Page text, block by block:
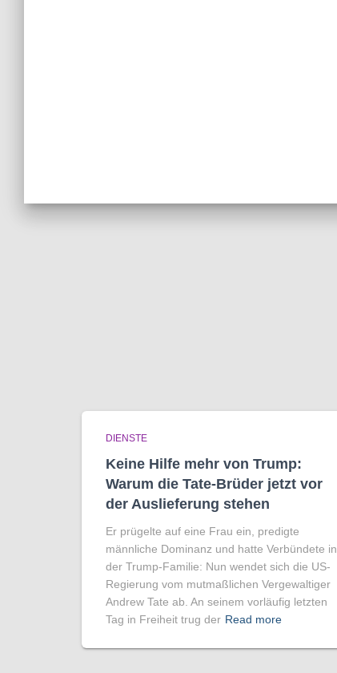
DIENSTE
Keine Hilfe mehr von Trump:
Warum die Tate-Brüder jetzt vor
der Auslieferung stehen
Er prügelte auf eine Frau ein, predigte
männliche Dominanz und hatte Verbündete in
der Trump-Familie: Nun wendet sich die US-
Regierung vom mutmaßlichen Vergewaltiger
Andrew Tate ab. An seinem vorläufig letzten
Tag in Freiheit trug der Read more